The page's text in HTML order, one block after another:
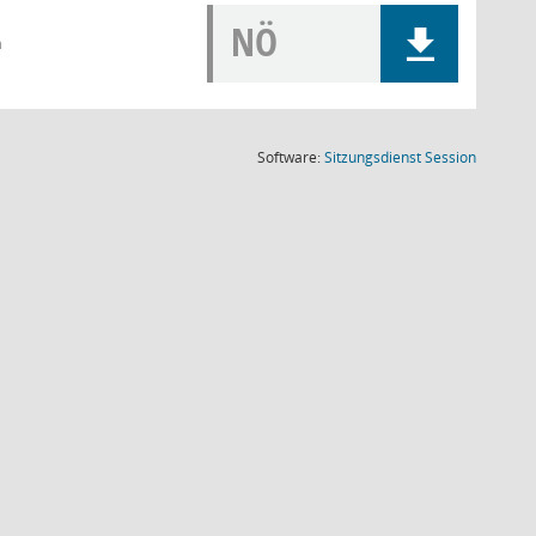
NÖ
Software:SitzungsdienstSession(Wird in